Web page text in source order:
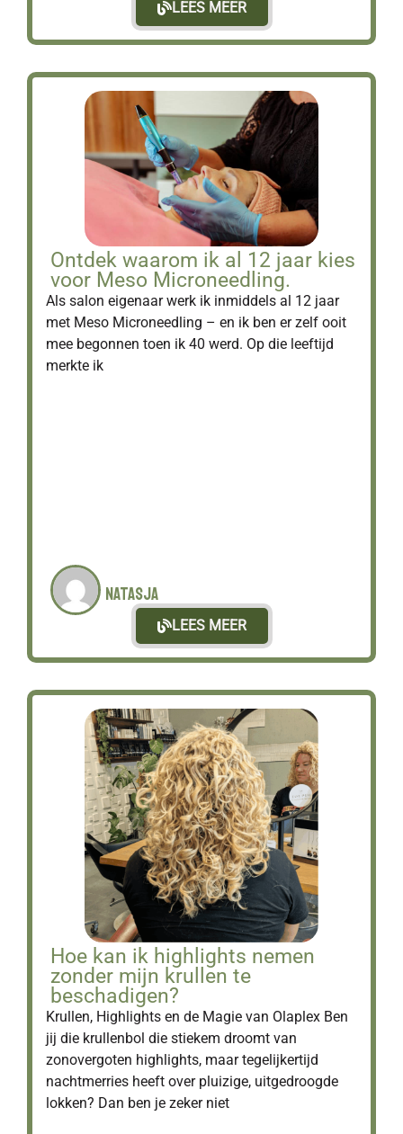
LEES MEER
Ontdek waarom ik al 12 jaar kies
voor Meso Microneedling.
Als salon eigenaar werk ik inmiddels al 12 jaar
met Meso Microneedling – en ik ben er zelf ooit
mee begonnen toen ik 40 werd. Op die leeftijd
merkte ik
Natasja
LEES MEER
Hoe kan ik highlights nemen
zonder mijn krullen te
beschadigen?
Krullen, Highlights en de Magie van Olaplex Ben
jij die krullenbol die stiekem droomt van
zonovergoten highlights, maar tegelijkertijd
nachtmerries heeft over pluizige, uitgedroogde
lokken? Dan ben je zeker niet